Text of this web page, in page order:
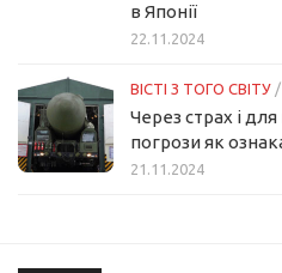
в Японії
22.11.2024
ВІСТІ З ТОГО СВІТУ /
Через страх і
погрози як
21.11.2024